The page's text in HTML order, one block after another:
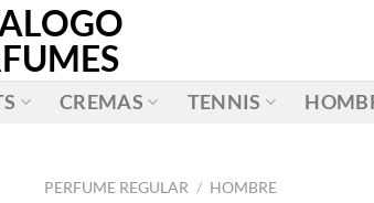
CREMAS TENNIS
PERFUME REGULAR / HOMBRE